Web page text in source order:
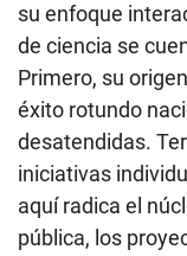
su enfoque
de ciencia se
Primero, su
éxito rotundo
desatendidas.
iniciativas
aquí radica el
pública, los